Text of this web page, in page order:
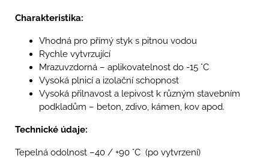
Charakteristika:
Vhodná pro přímý styk s pitnou vodou
Rychle vytvrzující
Mrazuvzdorná – aplikovatelnost do -15 °C
Vysoká plnicí a izolační schopnost
Vysoká přilnavost a lepivost k různým stavebním
podkladům – beton, zdivo, kámen, kov apod.
Technické údaje:
Tepelná odolnost –40 / +90 °C (po vytvrzení)